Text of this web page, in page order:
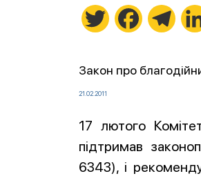
Twitter Facebook
Закон про
21.02.2011
17 лютого
підтримав
6343), і